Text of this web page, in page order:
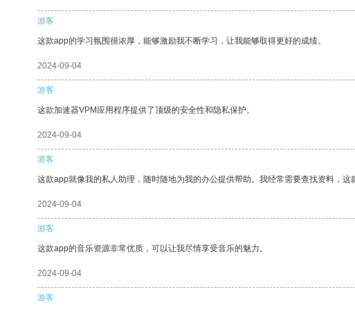
游客
这款app的学习氛围很浓厚，能够激励我不断学习，让我能够取得更好的成绩。
2024-09-04
游客
这款加速器VPM应用程序提供了顶级的安全性和隐私保护。
2024-09-04
游客
这款app就像我的私人助理，随时随地为我的办公提供帮助。我经常需要查找资料，这
2024-09-04
游客
这款app的音乐资源非常优质，可以让我尽情享受音乐的魅力。
2024-09-04
游客